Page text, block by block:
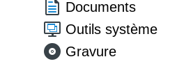
Documents
Outils système
Gravure